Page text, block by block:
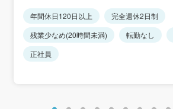
年間休日120日以上
完全週休2日制
残業少なめ(20時間未満)
転勤なし
正社員